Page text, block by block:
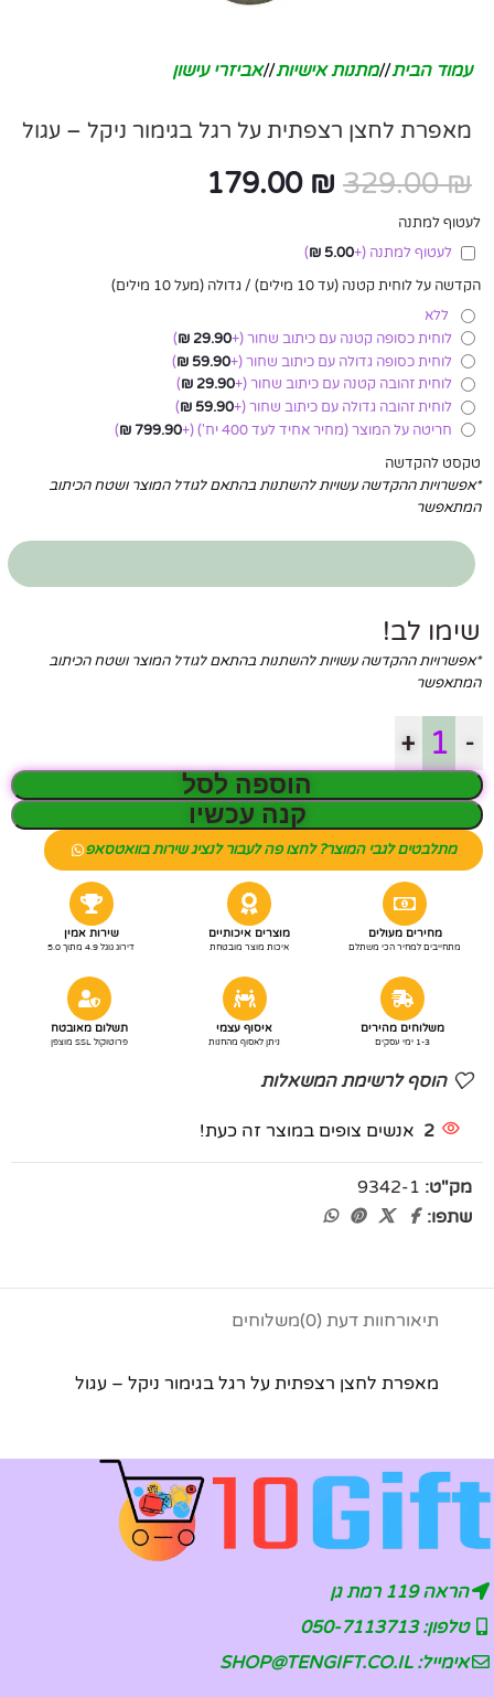
עמוד הבית/ מתנות אישיות/ אביזרי עישון
מאפרת לחצן רצפתית על רגל בגימור ניקל – עגול
329.00₪
179.00 ₪
לעטוף למתנה
לעטוף למתנה (+
5.00
₪
)
הקדשה על לוחית קטנה (עד 10 מילים) / גדולה (מעל 10 מילים)
ללא
לוחית כסופה קטנה עם כיתוב שחור(+
29.90
₪
)
לוחית כסופה גדולה עם כיתוב שחור(+
59.90
₪
)
לוחית זהובה קטנה עם כיתוב שחור(+
29.90
₪
)
לוחית זהובה גדולה עם כיתוב שחור(+
59.90
₪
)
חריטה על המוצר (מחיר אחיד לעד 400 יח')
(+
799.90
₪
)
טקסט להקדשה
*אפשרויות ההקדשה עשויות להשתנות בהתאם לגודל המוצר ושטח הכיתוב
המתאפשר
שימו לב!
*אפשרויות ההקדשה עשויות להשתנות בהתאם לגודל המוצר ושטח הכיתוב
המתאפשר
-
+
הוספה לסל
קנה עכשיו
מתלבטים לגבי המוצר? לחצו פה לעבור לנציג שירות בוואטסאפ
מחירים מעולים
מתחייבים למחיר הכי משתלם
מוצרים איכותיים
איכות מוצר מובטחת
שירות אמין
דירוג גוגל 4.9 מתוך 5.0
משלוחים מהירים
1-3 ימי עסקים
איסוף עצמי
ניתן לאסוף מהחנות
תשלום מאובטח
פרוטוקול SSL מוצפן
הוסף לרשימת המשאלות
2 אנשים צופים במוצר זה כעת!
מק"ט: 9342-1
שתפו:
תיאורחוות דעת (0) משלוחים
מאפרת לחצן רצפתית על רגל בגימור ניקל – עגול
הראה 119 רמת גן
טלפון: 050-7113713
אימייל: SHOP@TENGIFT.CO.IL